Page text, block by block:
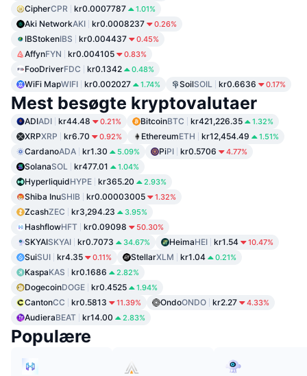
CipherCPR kr0.0007787 1.01%
Aki NetworkAKI kr0.0008237 0.26%
IBStokenIBS kr0.004437 0.45%
AffynFYN kr0.004105 0.83%
FooDriverFDC kr0.1342 0.48%
WiFi MapWIFI kr0.002027 1.74% SoilSOIL kr0.6636 0.17%
Mest besøgte kryptovalutaer
ADIADI kr44.48 0.21% BitcoinBTC kr421,226.35 1.32%
XRPXRP kr6.70 0.92% EthereumETH kr12,454.49 1.51%
CardanoADA kr1.30 5.09% PiPI kr0.5706 4.77%
SolanaSOL kr477.01 1.04%
HyperliquidHYPE kr365.20 2.93%
Shiba InuSHIB kr0.00003005 1.32%
ZcashZEC kr3,294.23 3.95%
HashflowHFT kr0.09098 50.30%
SKYAISKYAI kr0.7073 34.67% HeimaHEI kr1.54 10.47%
SuiSUI kr4.35 0.11% StellarXLM kr1.04 0.21%
KaspaKAS kr0.1686 2.82%
DogecoinDOGE kr0.4525 1.94%
CantonCC kr0.5813 11.39% OndoONDO kr2.27 4.33%
AudieraBEAT kr14.00 2.83%
Populære